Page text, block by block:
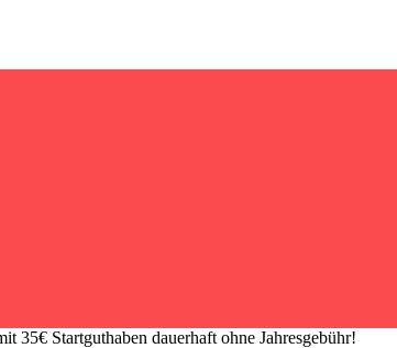
35€ Startguthaben dauerhaft ohne Jahresgebühr!